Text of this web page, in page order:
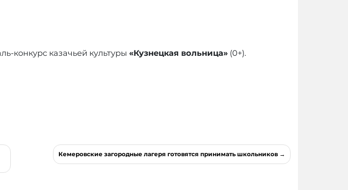
конкурс казачьей культуры «Кузнецкая вольница» (0+).
Кемеровские загородные лагеря готовятся принимать школьников